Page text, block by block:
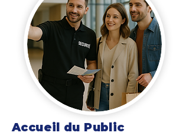
Accueil du Public